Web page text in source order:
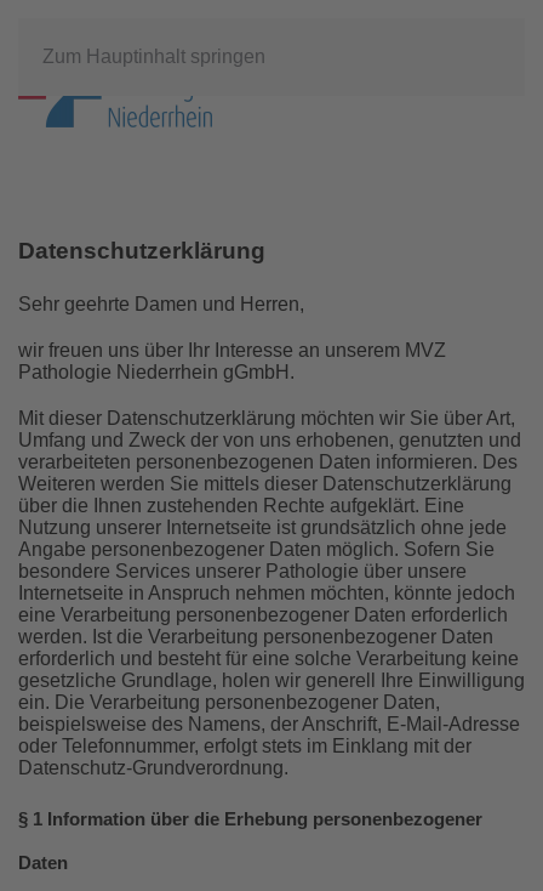
Zum Hauptinhalt springen
Datenschutzerklärung
Sehr geehrte Damen und Herren,
wir freuen uns über Ihr Interesse an unserem MVZ
Pathologie Niederrhein gGmbH.
Mit dieser Datenschutzerklärung möchten wir Sie über Art,
Umfang und Zweck der von uns erhobenen, genutzten und
verarbeiteten personenbezogenen Daten informieren. Des
Weiteren werden Sie mittels dieser Datenschutzerklärung
über die Ihnen zustehenden Rechte aufgeklärt. Eine
Nutzung unserer Internetseite ist grundsätzlich ohne jede
Angabe personenbezogener Daten möglich. Sofern Sie
besondere Services unserer Pathologie über unsere
Internetseite in Anspruch nehmen möchten, könnte jedoch
eine Verarbeitung personenbezogener Daten erforderlich
werden. Ist die Verarbeitung personenbezogener Daten
erforderlich und besteht für eine solche Verarbeitung keine
gesetzliche Grundlage, holen wir generell Ihre Einwilligung
ein. Die Verarbeitung personenbezogener Daten,
beispielsweise des Namens, der Anschrift, E-Mail-Adresse
oder Telefonnummer, erfolgt stets im Einklang mit der
Datenschutz-Grundverordnung.
§ 1 Information über die Erhebung personenbezogener
Daten